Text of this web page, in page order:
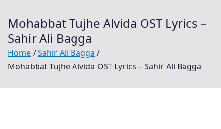
Mohabbat Tujhe Alvida OST Lyrics –
Sahir Ali Bagga
Home
Sahir Ali Bagga
Mohabbat Tujhe Alvida OST Lyrics – Sahir Ali Bagga